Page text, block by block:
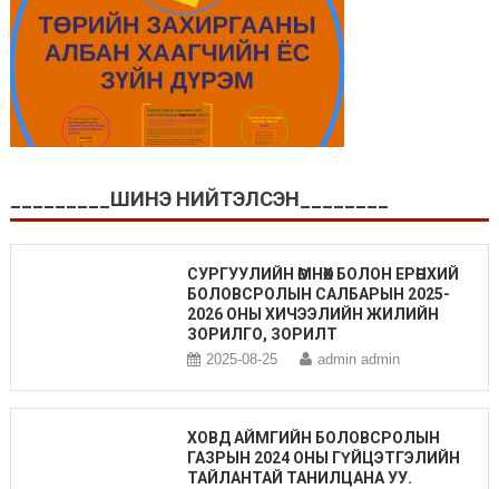
_________ШИНЭ НИЙТЭЛСЭН________
СУРГУУЛИЙН ӨМНӨХ БОЛОН ЕРӨНХИЙ
БОЛОВСРОЛЫН САЛБАРЫН 2025-
2026 ОНЫ ХИЧЭЭЛИЙН ЖИЛИЙН
ЗОРИЛГО, ЗОРИЛТ
2025-08-25 admin admin
ХОВД АЙМГИЙН БОЛОВСРОЛЫН
ГАЗРЫН 2024 ОНЫ ГҮЙЦЭТГЭЛИЙН
ТАЙЛАНТАЙ ТАНИЛЦАНА УУ.